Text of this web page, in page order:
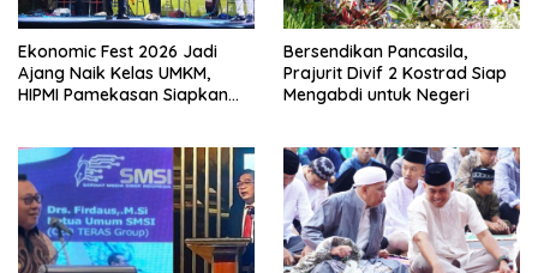
Ekonomic Fest 2026 Jadi
Ajang Naik Kelas UMKM,
HIPMI Pamekasan Siapkan
Bersendikan Pancasila,
Prajurit Divif 2 Kostrad Siap
Mengabdi untuk Negeri